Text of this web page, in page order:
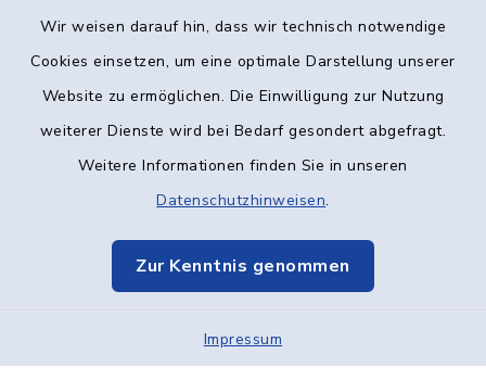
Wir weisen darauf hin, dass wir technisch notwendige
Cookies einsetzen, um eine optimale Darstellung unserer
Website zu ermöglichen. Die Einwilligung zur Nutzung
weiterer Dienste wird bei Bedarf gesondert abgefragt.
Weitere Informationen finden Sie in unseren
Datenschutzhinweisen.
Zur Kenntnis genommen
Impressum
Kontakt
Datenschutz
Elektronische Kommunikation
Sitemap